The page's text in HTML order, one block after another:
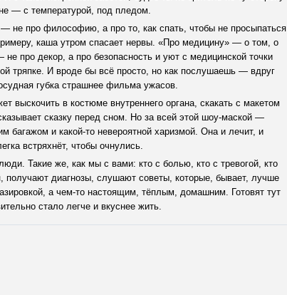
— с температурой, под пледом.
не про философию, а про то, как спать, чтобы не просыпаться
каша утром спасает нервы. «Про медицину» — о том, о
про декор, а про безопасность и уют с медицинской точки
тряпке. И вроде бы всё просто, но как послушаешь — вдруг
губка страшнее фильма ужасов.
в костюме внутреннего органа, скакать с макетом
сказку перед сном. Но за всей этой шоу-маской —
багажом и какой-то невероятной харизмой. Она и лечит, и
встряхнёт, чтобы очнулись.
Такие же, как мы с вами: кто с болью, кто с тревогой, кто
получают диагнозы, слушают советы, которые, бывает, лучше
а чем-то настоящим, тёплым, домашним. Готовят тут
стало легче и вкуснее жить.